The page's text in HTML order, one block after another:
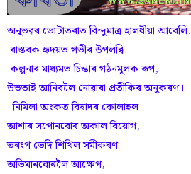
অনুভৱৰ ভোটাতৰাত বিন্দুমাত্ৰ হালধীয়া আবেলি,
বাস্তবক হৃদয়ত গভীৰ উপলব্ধি
কল্পনাৰ মাধ্যমত চিন্তাৰ গঠনমূলক ৰূপ,
উভতাই আনিবলৈ নোৱাৰা প্ৰতীকিৰ অনুকৰণ।
নিমিলা অংকত বিষাদৰ কোলাহল
আশাৰ সপোনবোৰ অকাল বিয়োগ,
তৰংগ ভেদি শিথিল সমীকৰণ
অভিমানবোৰলৈ আক্ষেপ,